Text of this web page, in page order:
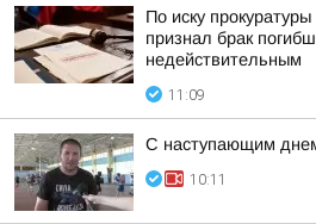
По иску
признал брак
недействительным
11:09
С наступающим
10:11